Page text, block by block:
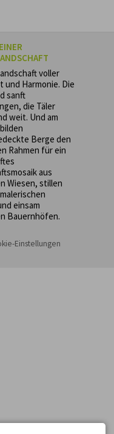
voller
und Harmonie. Die
sanft
die Täler
weit. Und am
Berge den
Rahmen für ein
aus
Wiesen, stillen
einsam
Bauernhöfen.
Einstellungen